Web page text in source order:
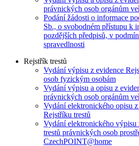
právnických osob orgánům
Podání žádosti o informace
Sb., o svobodném přístupu k
pozdějších předpisů, v
spravedlnosti
Rejstřík trestů
Vydání výpisu z evidence
osob fyzickým osobám
Vydání výpisu a opisu z
právnických osob orgánům
Vydání elektronického opisu
Rejstříku trestů
Vydání elektronického výpisu
trestů právnických osob
CzechPOINT@home